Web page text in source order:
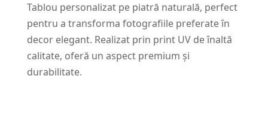
Tablou personalizat pe piatră naturală, perfect
pentru a transforma fotografiile preferate în
decor elegant. Realizat prin print UV de înaltă
calitate, oferă un aspect premium și
durabilitate.